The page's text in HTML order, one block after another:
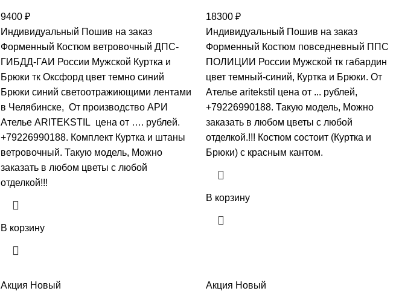
9400 ₽
Индивидуальный Пошив на заказ
Форменный Костюм ветровочный ДПС-
ГИБДД-ГАИ России Мужской Куртка и
Брюки тк Оксфорд цвет темно синий
Брюки синий светоoтражиющими лентами
в Челябинске, От производство АРИ
Ателье ARITEKSTIL цена от …. рублей.
+79226990188. Комплект Куртка и штаны
ветровочный. Такую модель, Mожно
заказать в любом цветы с любой
отделкой!!!
В корзину
18300 ₽
Индивидуальный Пошив на заказ
Форменный Костюм повседневный ППС
ПОЛИЦИИ России Мужской тк габардин
цвет темный-синий, Куртка и Брюки. От
Ателье aritekstil цена от ... рублей,
+79226990188. Такую модель, Mожно
заказать в любом цветы с любой
отделкой.!!! Костюм состоит (Куртка и
Брюки) с красным кантом.
В корзину
Акция Новый Акция Новый